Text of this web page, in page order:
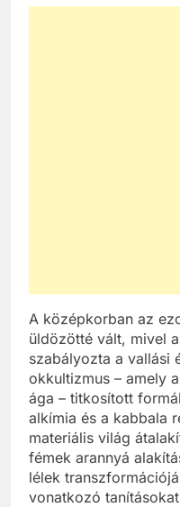
A középkorban az
üldözötté vált, mivel
szabályozta a vallási
okkultizmus – amely
ága – titkosított
alkímia és a kabbala
materiális világ
fémek arannyá
lélek
vonatkozó